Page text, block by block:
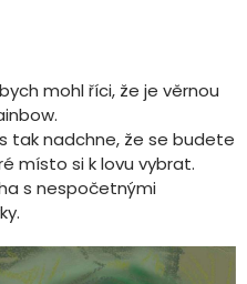
mohl říci, že je věrnou
tak nadchne, že se budete
místo si k lovu vybrat.
s nespočetnými